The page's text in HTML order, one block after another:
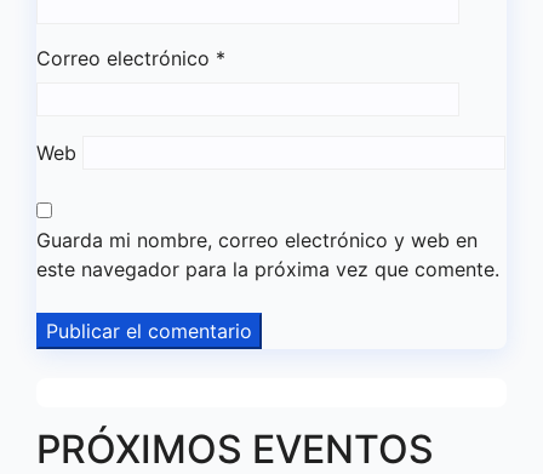
Correo electrónico *
Web
Guarda mi nombre, correo electrónico y web en
este navegador para la próxima vez que comente.
PRÓXIMOS EVENTOS